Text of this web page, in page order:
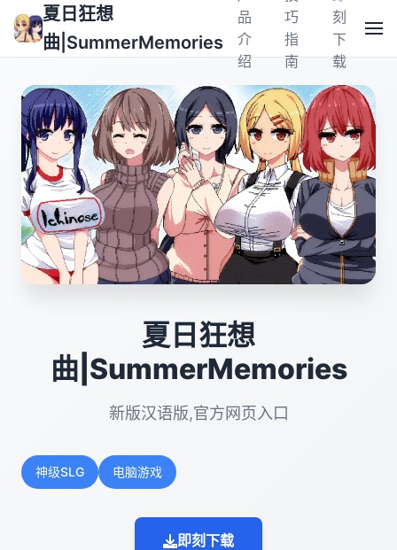
夏日狂想
曲|SummerMemories
品
介
绍
巧
指
南
刻
下
载
夏日狂想
曲|SummerMemories
新版汉语版,官方网页入口
神级SLG 电脑游戏
即刻下载